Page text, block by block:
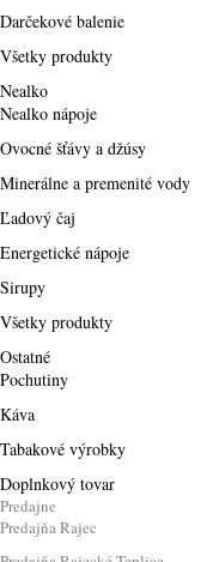
Darčekové balenie
Všetky produkty
Nealko
Nealko nápoje
Ovocné šťávy a džúsy
Minerálne a premenité vody
Ľadový čaj
Energetické nápoje
Sirupy
Všetky produkty
Ostatné
Pochutiny
Káva
Tabakové výrobky
Doplnkový tovar
Predajne
Predajňa Rajec